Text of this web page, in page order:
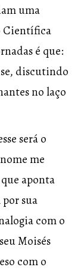
uma
Científica
é que:
discutindo
no laço
será o
me
aponta
sua
com o
Moisés
com o